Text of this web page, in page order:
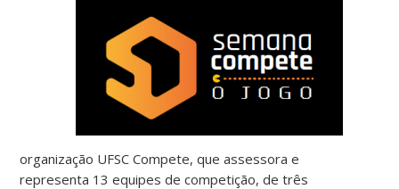
organização UFSC Compete, que assessora e
representa 13 equipes de competição, de três